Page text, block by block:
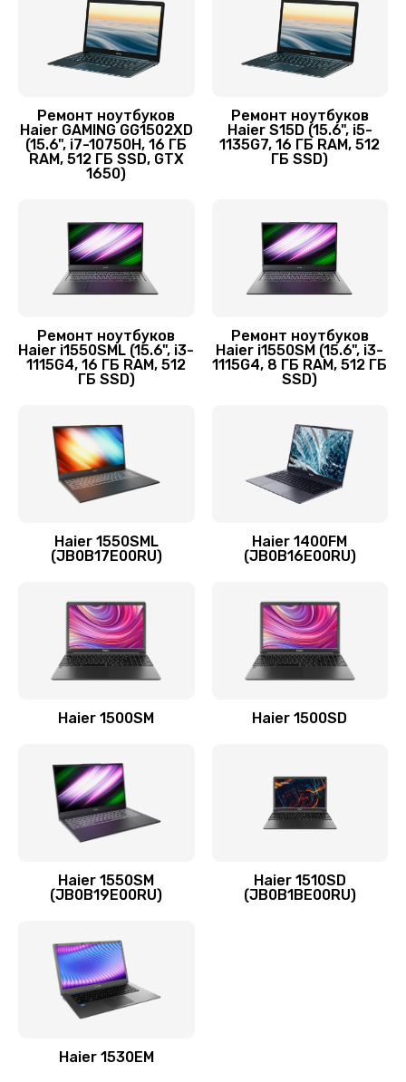
Замена шим-контроллера
Замена контроллера питания
1490 руб.
Замена разъёмов (HDMI, DVI, Дисплей порта)
Замена корпуса
Замена аккумулятора
Замена видеокарты
Замена экрана
Замена оперативной памяти
Ремонт ноутбуков
Haier GAMING GG1502XD
(15.6", i7-10750H, 16 ГБ
RAM, 512 ГБ SSD, GTX
1650)
Ремонт ноутбуков
Haier S15D (15.6", i5-
1135G7, 16 ГБ RAM, 512
ГБ SSD)
Ремонт ноутбуков
Haier i1550SML (15.6", i3-
1115G4, 16 ГБ RAM, 512
ГБ SSD)
Ремонт ноутбуков
Haier i1550SM (15.6", i3-
1115G4, 8 ГБ RAM, 512 ГБ
SSD)
Haier 1550SML
(JB0B17E00RU)
Haier 1400FM
(JB0B16E00RU)
Haier 1500SM Haier 1500SD
Haier 1550SM
(JB0B19E00RU)
Haier 1510SD
(JB0B1BE00RU)
Haier 1530EM